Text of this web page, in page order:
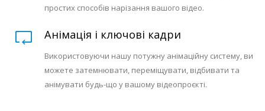
простих способів нарізання вашого відео.
Анімація і ключові кадри
Використовуючи нашу потужну анімаційну систему, ви
можете затемнювати, переміщувати, відбивати та
анімувати будь-що у вашому відеопроєкті.